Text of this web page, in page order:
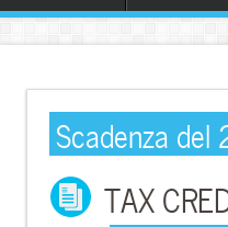
Scadenza
TAX